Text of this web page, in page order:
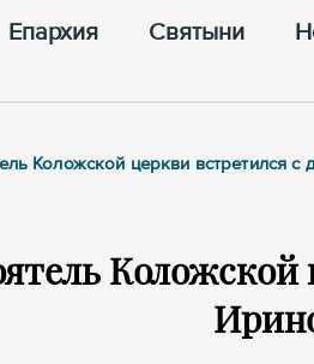
Епархия Cвятыни
Коложской церкви встретился
Коложской